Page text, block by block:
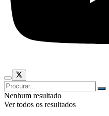
Nenhum resultado
Ver todos os resultados